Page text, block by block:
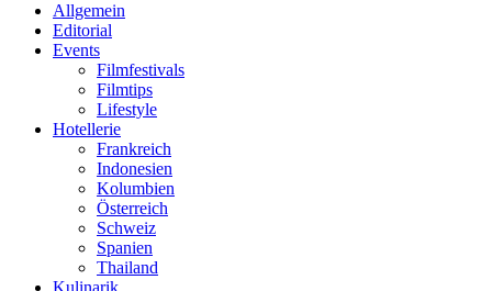
Allgemein
Editorial
Events
Filmfestivals
Filmtips
Lifestyle
Hotellerie
Frankreich
Indonesien
Kolumbien
Österreich
Schweiz
Spanien
Thailand